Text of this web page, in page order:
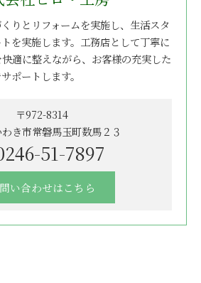
りとリフォームを実施し、生活スタ
を実施します。工務店として丁寧に
適に整えながら、お客様の充実した
ポートします。
〒972-8314
き市常磐馬玉町数馬２３
51-7897
い合わせはこちら